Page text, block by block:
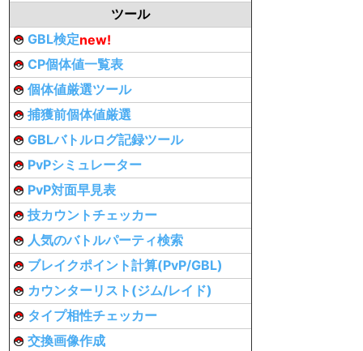
ツール
GBL検定new!
CP個体値一覧表
個体値厳選ツール
捕獲前個体値厳選
GBLバトルログ記録ツール
PvPシミュレーター
PvP対面早見表
技カウントチェッカー
人気のバトルパーティ検索
ブレイクポイント計算(PvP/GBL)
カウンターリスト(ジム/レイド)
タイプ相性チェッカー
交換画像作成